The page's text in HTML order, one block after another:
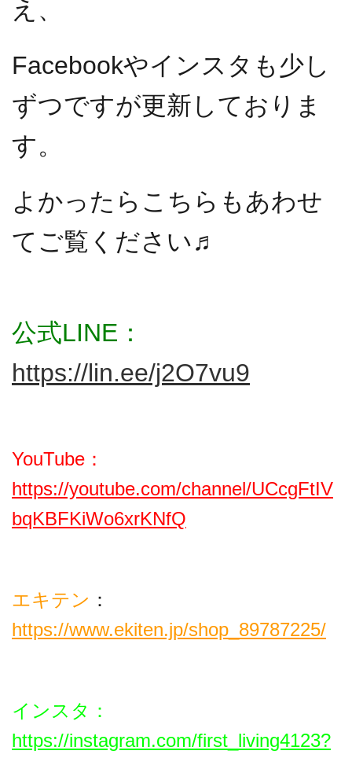
え、
Facebookやインスタも少し
ずつですが更新しておりま
す。
よかったらこちらもあわせ
てご覧ください♬
公式LINE：
https://lin.ee/j2O7vu9
YouTube：
https://youtube.com/channel/UCcgFtIV
bqKBFKiWo6xrKNfQ
エキテン ：
https://www.ekiten.jp/shop_89787225/
インスタ ：
https://instagram.com/first_living4123?